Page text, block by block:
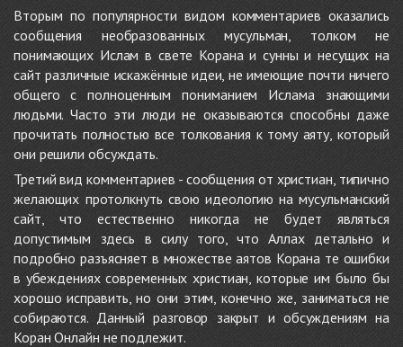
Вторым по популярности видом комментариев оказались
сообщения необразованных мусульман, толком не
понимающих Ислам в свете Корана и сунны и несущих на
сайт различные искажённые идеи, не имеющие почти ничего
общего с полноценным пониманием Ислама знающими
людьми. Часто эти люди не оказываются способны даже
прочитать полностью все толкования к тому аяту, который
они решили обсуждать.
Третий вид комментариев - сообщения от христиан, типично
желающих протолкнуть свою идеологию на мусульманский
сайт, что естественно никогда не будет являться
допустимым здесь в силу того, что Аллах детально и
подробно разъясняет в множестве аятов Корана те ошибки
в убеждениях современных христиан, которые им было бы
хорошо исправить, но они этим, конечно же, заниматься не
собираются. Данный разговор закрыт и обсуждениям на
Коран Онлайн не подлежит.